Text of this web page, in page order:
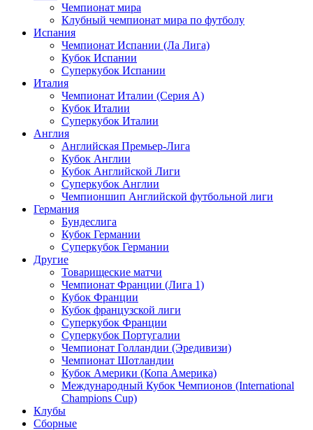
Чемпионат мира
Клубный чемпионат мира по футболу
Испания
Чемпионат Испании (Ла Лига)
Кубок Испании
Суперкубок Испании
Италия
Чемпионат Италии (Серия А)
Кубок Италии
Суперкубок Италии
Англия
Английская Премьер-Лига
Кубок Англии
Кубок Английской Лиги
Суперкубок Англии
Чемпионшип Английской футбольной лиги
Германия
Бундеслига
Кубок Германии
Суперкубок Германии
Другие
Товарищеские матчи
Чемпионат Франции (Лига 1)
Кубок Франции
Кубок французской лиги
Суперкубок Франции
Суперкубок Португалии
Чемпионат Голландии (Эредивизи)
Чемпионат Шотландии
Кубок Америки (Копа Америка)
Международный Кубок Чемпионов (International
Champions Cup)
Клубы
Сборные